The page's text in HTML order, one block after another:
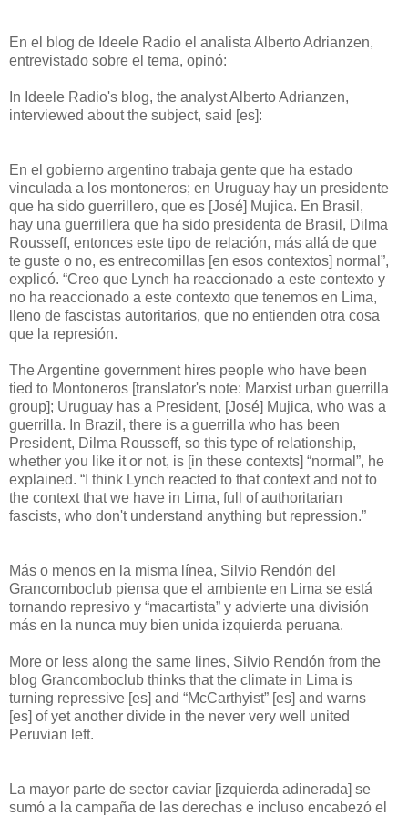
En el blog de Ideele Radio el analista Alberto Adrianzen,
entrevistado sobre el tema, opinó:
In Ideele Radio's blog, the analyst Alberto Adrianzen,
interviewed about the subject, said [es]:
En el gobierno argentino trabaja gente que ha estado
vinculada a los montoneros; en Uruguay hay un presidente
que ha sido guerrillero, que es [José] Mujica. En Brasil,
hay una guerrillera que ha sido presidenta de Brasil, Dilma
Rousseff, entonces este tipo de relación, más allá de que
te guste o no, es entrecomillas [en esos contextos] normal”,
explicó. “Creo que Lynch ha reaccionado a este contexto y
no ha reaccionado a este contexto que tenemos en Lima,
lleno de fascistas autoritarios, que no entienden otra cosa
que la represión.
The Argentine government hires people who have been
tied to Montoneros [translator's note: Marxist urban guerrilla
group]; Uruguay has a President, [José] Mujica, who was a
guerrilla. In Brazil, there is a guerrilla who has been
President, Dilma Rousseff, so this type of relationship,
whether you like it or not, is [in these contexts] “normal”, he
explained. “I think Lynch reacted to that context and not to
the context that we have in Lima, full of authoritarian
fascists, who don't understand anything but repression.”
Más o menos en la misma línea, Silvio Rendón del
Grancomboclub piensa que el ambiente en Lima se está
tornando represivo y “macartista” y advierte una división
más en la nunca muy bien unida izquierda peruana.
More or less along the same lines, Silvio Rendón from the
blog Grancomboclub thinks that the climate in Lima is
turning repressive [es] and “McCarthyist” [es] and warns
[es] of yet another divide in the never very well united
Peruvian left.
La mayor parte de sector caviar [izquierda adinerada] se
sumó a la campaña de las derechas e incluso encabezó el